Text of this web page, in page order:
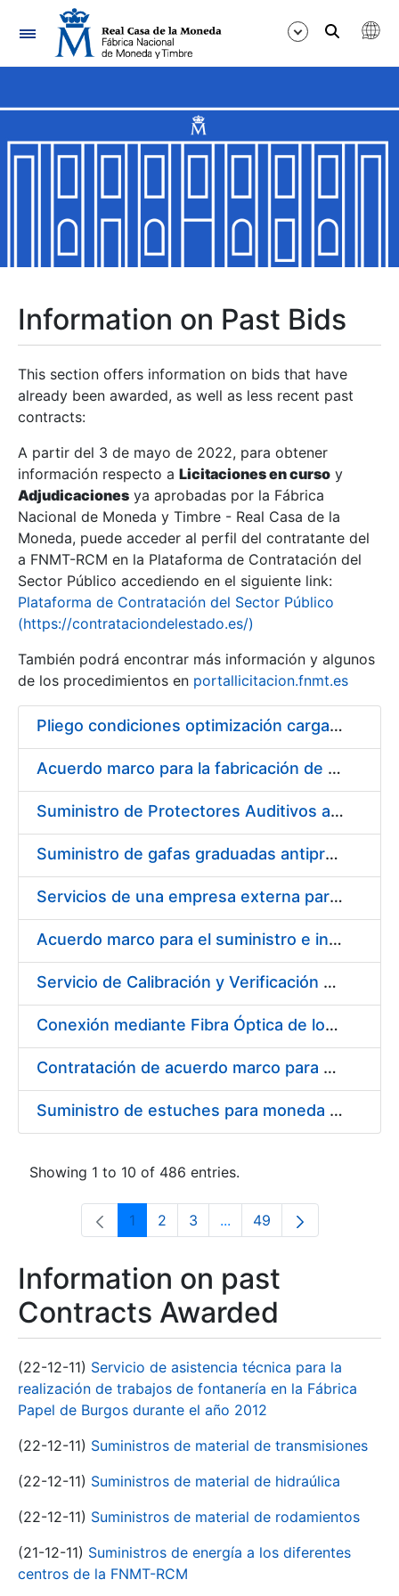
Navigation
Show/Hide
Show/Hide
Show/Hide
Show/Hide
Show/Hide
Show/Hide
Information on Past Bids
This section offers information on bids that have
already been awarded, as well as less recent past
contracts:
A partir del 3 de mayo de 2022, para obtener
información respecto a Licitaciones en curso y
Adjudicaciones ya aprobadas por la Fábrica
Nacional de Moneda y Timbre - Real Casa de la
Moneda, puede acceder al perfil del contratante del
a FNMT-RCM en la Plataforma de Contratación del
Sector Público accediendo en el siguiente link:
Plataforma de Contratación del Sector Público
(https://contrataciondelestado.es/)
También podrá encontrar más información y algunos
de los procedimientos en portallicitacion.fnmt.es
Pliego condiciones optimización cargas compras firmado
Acuerdo marco para la fabricación de piezas
Suministro de Protectores Auditivos a medida para las personas trabajadoras de los Centros de Trabajo de Madrid y Burgos
Suministro de gafas graduadas antiproyecciones para los trabajadores de la FNMT-RCM en los centros de trabajo de Madrid y Burgos
Servicios de una empresa externa para el asesoramiento y resolución de los recursos de alzada que se presentan relacionados con procesos de selección para la FNMT-RCM
Acuerdo marco para el suministro e instalación de persianas, estores y otros complementos
Servicio de Calibración y Verificación Externa de los Equipos de Medición del Servicio de Prevención de la FNMT-RCM
Conexión mediante Fibra Óptica de los Centros de Proceso de Datos (CPDs) de las sedes de la FNMT-RCM de Burgos y Madrid
Contratación de acuerdo marco para el Suministro de Material de Electricidad para la Fábrica Nacional de Moneda y Timbre-Real Casa de la Moneda en su centro de trabajo de Burgos
Suministro de estuches para moneda de 30 €
Showing 1 to 10 of 486 entries.
Page
1 Page
2 Page
3 ...Intermediate Pages Use
Page
49
Information on past
Contracts Awarded
(22-12-11) Servicio de asistencia técnica para la
realización de trabajos de fontanería en la Fábrica
Papel de Burgos durante el año 2012
(22-12-11) Suministros de material de transmisiones
(22-12-11) Suministros de material de hidraúlica
(22-12-11) Suministros de material de rodamientos
(21-12-11) Suministros de energía a los diferentes
centros de la FNMT-RCM